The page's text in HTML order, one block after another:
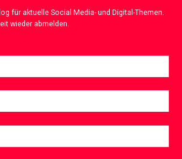
für aktuelle Social Media- und Digital-Themen.
wieder abmelden.